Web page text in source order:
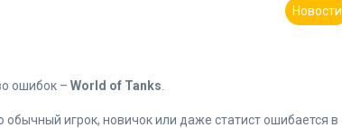
Новости
ошибок – World of Tanks
игрок, новичок или даже статист ошибается в